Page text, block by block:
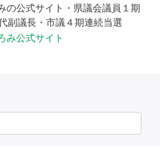
の公式サイト・県議会議員１期
副議長・市議４期連続当選